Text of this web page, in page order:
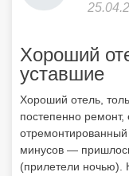
Хороший
уставшие
Хороший отель,
постепенно ремонт,
минусов —
(прилетели ночью).